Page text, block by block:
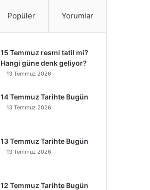
Popüler Yorumlar
15 Temmuz resmi tatil mi?
Hangi güne denk geliyor?
13 Temmuz 2026
14 Temmuz Tarihte Bugün
13 Temmuz 2026
13 Temmuz Tarihte Bugün
13 Temmuz 2026
12 Temmuz Tarihte Bugün